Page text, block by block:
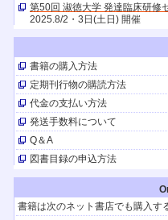
第50回 淑徳大学 発達臨床研修
2025.8/2・3日(土日) 開催
【イベント】
お問合せが続いているので申
お急ぎください！
（ただし、16日以降は若干の
【TV放送】
『はるの空』の著者、聴覚障害
10/26（土）21時30分～Eテレ
す。
【イベント】
春日晴樹さんが9/ 21(土)に
【TV放送】
書籍の購入方法
定期刊行物の購読方法
代金の支払い方法
発送手数料について
Q＆A
図書目録の申込方法
書籍は次のネット書店でも購入す